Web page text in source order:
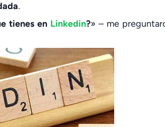
.
tienes en Linkedin?» – me